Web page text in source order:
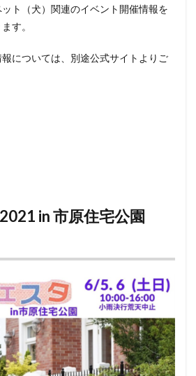
ト（犬）関連のイベント開催情報を
す。
については、別途公式サイトよりご
in 市原住宅公園